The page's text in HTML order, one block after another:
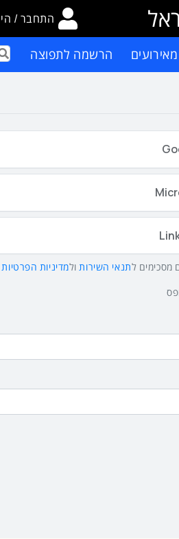
התחבר /
הרשמה לתפוצה
תנאי השירותולמדיניות הפרטיות